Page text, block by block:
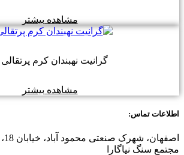
مشاهده بیشتر
گرانیت نهبندان کرم پرتقالی C
مشاهده بیشتر
اطلاعات تماس:
مجتمع سنگ نیاگارا